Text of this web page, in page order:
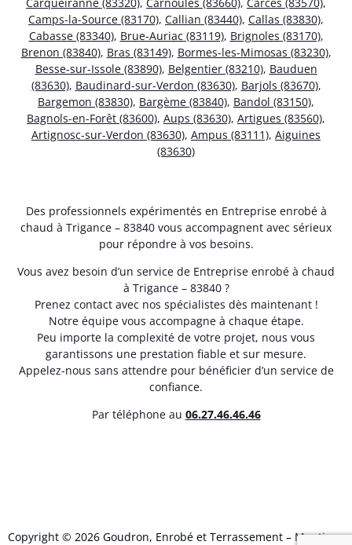
Camps-la-Source (83170), Callian (83440), Callas (83830),
Cabasse (83340), Brue-Auriac (83119), Brignoles (83170),
Brenon (83840), Bras (83149), Bormes-les-Mimosas (83230),
Besse-sur-Issole (83890), Belgentier (83210), Bauduen
(83630), Baudinard-sur-Verdon (83630), Barjols (83670),
Bargemon (83830), Bargème (83840), Bandol (83150),
Bagnols-en-Forêt (83600), Aups (83630), Artigues (83560),
Artignosc-sur-Verdon (83630), Ampus (83111), Aiguines
(83630)
Des professionnels expérimentés en Entreprise enrobé à
chaud à Trigance – 83840 vous accompagnent avec sérieux
pour répondre à vos besoins.
Vous avez besoin d’un service de Entreprise enrobé à chaud
à Trigance – 83840 ?
Prenez contact avec nos spécialistes dès maintenant !
Notre équipe vous accompagne à chaque étape.
Peu importe la complexité de votre projet, nous vous
garantissons une prestation fiable et sur mesure.
Appelez-nous sans attendre pour bénéficier d’un service de
confiance.
Par téléphone au 06.27.46.46.46
Copyright © 2026 Goudron, Enrobé et Terrassement – Mentions